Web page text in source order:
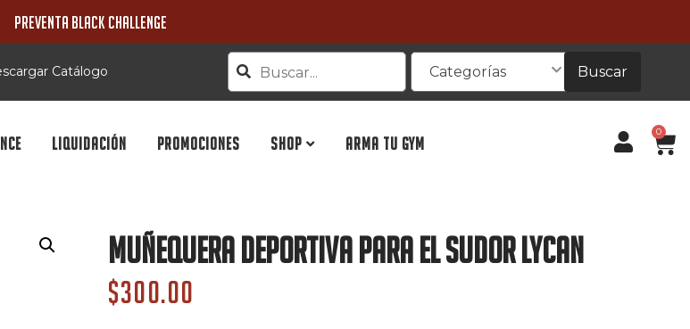
PREVENTA BLACK CHALLENGE
Catálogo Categorías Buscar
LIQUIDACIÓN PROMOCIONES SHOP ARMA TU GYM
0
Muñequera Deportiva Para El Sudor LYCAN
$300.00